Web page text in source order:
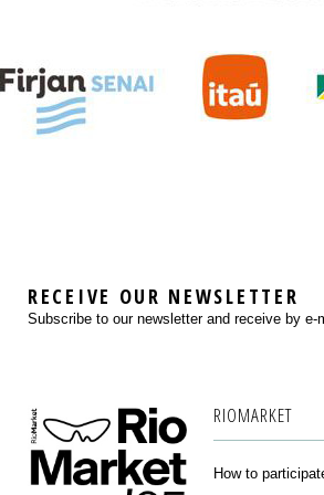
RECEIVE OUR NEWSLETTER
Subscribe to our newsletter and receive by e-
RIOMARKET
How to